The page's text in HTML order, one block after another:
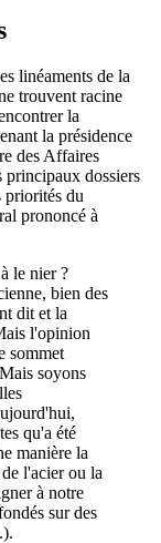
linéaments de la
trouvent racine
la
la présidence
des Affaires
principaux dossiers
priorités du
prononcé à
le nier ?
bien des
dit et la
l'opinion
sommet
soyons
qu'a été
manière la
l'acier ou la
à notre
sur des